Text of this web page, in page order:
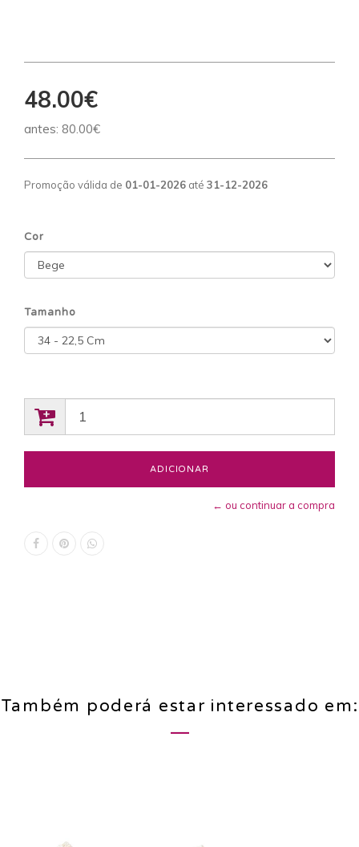
48.00€
antes: 80.00€
Promoção válida de 01-01-2026 até 31-12-2026
Cor
Tamanho
← ou continuar a compra
Também poderá estar interessado em: